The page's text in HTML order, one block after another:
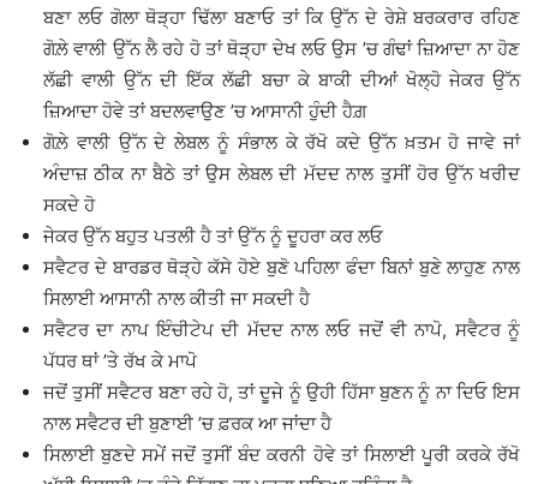
ਬਣਾ ਲਓ ਗੋਲਾ ਥੋੜ੍ਹਾ ਢਿੱਲਾ ਬਣਾਓ ਤਾਂ ਕਿ ਉੱਨ ਦੇ ਰੇਸ਼ੇ ਬਰਕਰਾਰ ਰਹਿਣ
ਗੋਲ਼ੇ ਵਾਲੀ ਉੱਨ ਲੈ ਰਹੇ ਹੋ ਤਾਂ ਥੋੜ੍ਹਾ ਦੇਖ ਲਓ ਉਸ ’ਚ ਗੰਢਾਂ ਜ਼ਿਆਦਾ ਨਾ ਹੋਣ
ਲੱਛੀ ਵਾਲੀ ਉੱਨ ਦੀ ਇੱਕ ਲੱਛੀ ਬਚਾ ਕੇ ਬਾਕੀ ਦੀਆਂ ਖੋਲ੍ਹੋ ਜੇਕਰ ਉੱਨ
ਜ਼ਿਆਦਾ ਹੋਵੇ ਤਾਂ ਬਦਲਵਾਉਣ ’ਚ ਆਸਾਨੀ ਹੁੰਦੀ ਹੈਗ਼
ਗੋਲ਼ੇ ਵਾਲੀ ਉੱਨ ਦੇ ਲੇਬਲ ਨੂੰ ਸੰਭਾਲ ਕੇ ਰੱਖੋ ਕਦੇ ਉੱਨ ਖ਼ਤਮ ਹੋ ਜਾਵੇ ਜਾਂ
ਅੰਦਾਜ਼ ਠੀਕ ਨਾ ਬੈਠੇ ਤਾਂ ਉਸ ਲੇਬਲ ਦੀ ਮੱਦਦ ਨਾਲ ਤੁਸੀਂ ਹੋਰ ਉੱਨ ਖਰੀਦ
ਸਕਦੇ ਹੋ
ਜੇਕਰ ਉੱਨ ਬਹੁਤ ਪਤਲੀ ਹੈ ਤਾਂ ਉੱਨ ਨੂੰ ਦੂਹਰਾ ਕਰ ਲਓ
ਸਵੈਟਰ ਦੇ ਬਾਰਡਰ ਥੋੜ੍ਹੇ ਕੱਸੇ ਹੋਏ ਬੁਣੋ ਪਹਿਲਾ ਫੰਦਾ ਬਿਨਾਂ ਬੁਣੇ ਲਾਹੁਣ ਨਾਲ
ਸਿਲਾਈ ਆਸਾਨੀ ਨਾਲ ਕੀਤੀ ਜਾ ਸਕਦੀ ਹੈ
ਸਵੈਟਰ ਦਾ ਨਾਪ ਇੰਚੀਟੇਪ ਦੀ ਮੱਦਦ ਨਾਲ ਲਓ ਜਦੋਂ ਵੀ ਨਾਪੋ, ਸਵੈਟਰ ਨੂੰ
ਪੱਧਰ ਥਾਂ ’ਤੇ ਰੱਖ ਕੇ ਮਾਪੋ
ਜਦੋਂ ਤੁਸੀਂ ਸਵੈਟਰ ਬਣਾ ਰਹੇ ਹੋ, ਤਾਂ ਦੂਜੇ ਨੂੰ ਉਹੀ ਹਿੱਸਾ ਬੁਣਨ ਨੂੰ ਨਾ ਦਿਓ ਇਸ
ਨਾਲ ਸਵੈਟਰ ਦੀ ਬੁਣਾਈ ’ਚ ਫ਼ਰਕ ਆ ਜਾਂਦਾ ਹੈ
ਸਿਲਾਈ ਬੁਣਦੇ ਸਮੇਂ ਜਦੋਂ ਤੁਸੀਂ ਬੰਦ ਕਰਨੀ ਹੋਵੇ ਤਾਂ ਸਿਲਾਈ ਪੂਰੀ ਕਰਕੇ ਰੱਖੋ